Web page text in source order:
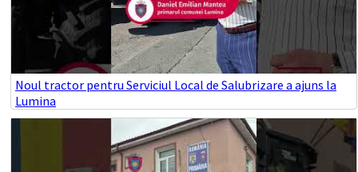
Noul tractor pentru Serviciul Local de Salubrizare a ajuns la
Lumina